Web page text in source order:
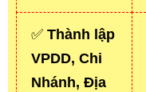
✅ Thành lập
VPDD, Chi
Nhánh, Địa